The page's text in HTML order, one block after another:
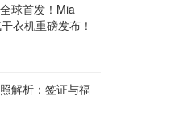
球首发！Mia
衣机重磅发布！
解析：签证与福